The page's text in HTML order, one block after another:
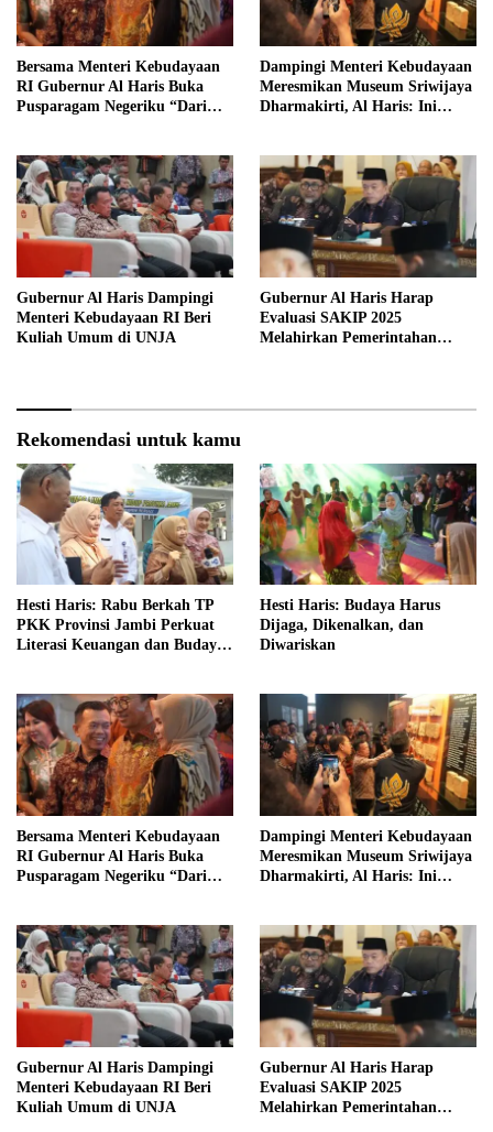
Bersama Menteri Kebudayaan
RI Gubernur Al Haris Buka
Pusparagam Negeriku “Dari
Dampingi Menteri Kebudayaan
Meresmikan Museum Sriwijaya
Dharmakirti, Al Haris: Ini
Gubernur Al Haris Dampingi
Menteri Kebudayaan RI Beri
Kuliah Umum di UNJA
Gubernur Al Haris Harap
Evaluasi SAKIP 2025
Melahirkan Pemerintahan
Rekomendasi untuk kamu
Hesti Haris: Rabu Berkah TP
PKK Provinsi Jambi Perkuat
Literasi Keuangan dan Budaya
Hesti Haris: Budaya Harus
Dijaga, Dikenalkan, dan
Diwariskan
Bersama Menteri Kebudayaan
RI Gubernur Al Haris Buka
Pusparagam Negeriku “Dari
Dampingi Menteri Kebudayaan
Meresmikan Museum Sriwijaya
Dharmakirti, Al Haris: Ini
Gubernur Al Haris Dampingi
Menteri Kebudayaan RI Beri
Kuliah Umum di UNJA
Gubernur Al Haris Harap
Evaluasi SAKIP 2025
Melahirkan Pemerintahan